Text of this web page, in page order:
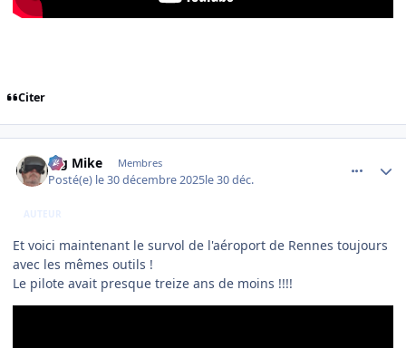
Citer
Big Mike Membres
Posté(e) le 30 décembre 2025le 30 déc.
AUTEUR
Et voici maintenant le survol de l'aéroport de Rennes toujours
avec les mêmes outils !
Le pilote avait presque treize ans de moins !!!!